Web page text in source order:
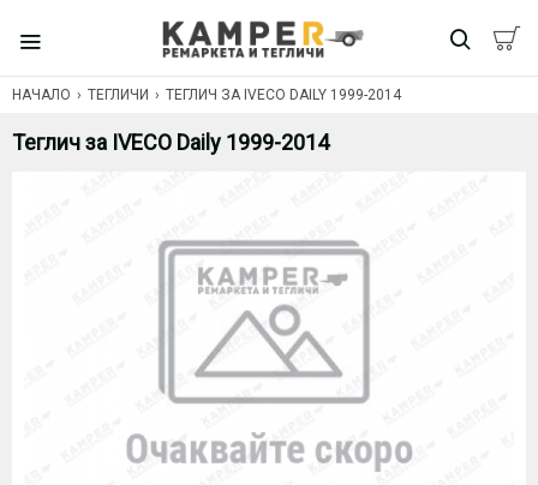
НАЧАЛО ТЕГЛИЧИ ТЕГЛИЧ ЗА IVECO DAILY 1999-2014
Теглич за IVECO Daily 1999-2014